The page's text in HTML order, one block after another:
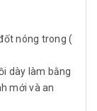
nóng trong (
dày làm bằng
mới và an